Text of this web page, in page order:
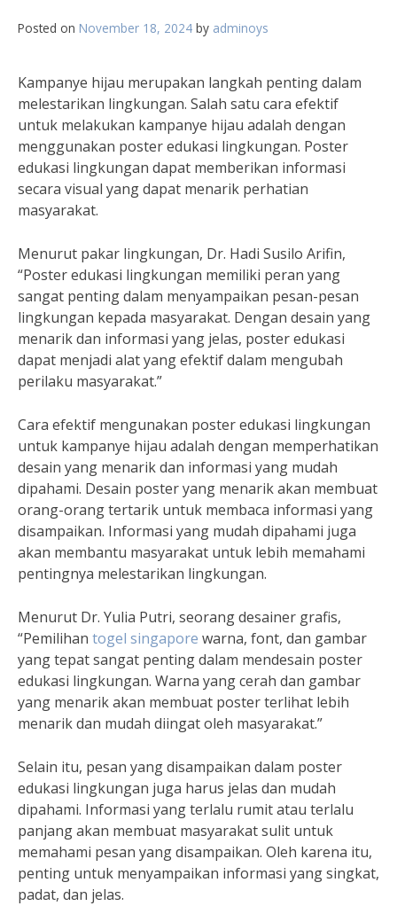
Posted on November 18, 2024 by adminoys
Kampanye hijau merupakan langkah penting dalam
melestarikan lingkungan. Salah satu cara efektif
untuk melakukan kampanye hijau adalah dengan
menggunakan poster edukasi lingkungan. Poster
edukasi lingkungan dapat memberikan informasi
secara visual yang dapat menarik perhatian
masyarakat.
Menurut pakar lingkungan, Dr. Hadi Susilo Arifin,
“Poster edukasi lingkungan memiliki peran yang
sangat penting dalam menyampaikan pesan-pesan
lingkungan kepada masyarakat. Dengan desain yang
menarik dan informasi yang jelas, poster edukasi
dapat menjadi alat yang efektif dalam mengubah
perilaku masyarakat.”
Cara efektif mengunakan poster edukasi lingkungan
untuk kampanye hijau adalah dengan memperhatikan
desain yang menarik dan informasi yang mudah
dipahami. Desain poster yang menarik akan membuat
orang-orang tertarik untuk membaca informasi yang
disampaikan. Informasi yang mudah dipahami juga
akan membantu masyarakat untuk lebih memahami
pentingnya melestarikan lingkungan.
Menurut Dr. Yulia Putri, seorang desainer grafis,
“Pemilihan togel singapore warna, font, dan gambar
yang tepat sangat penting dalam mendesain poster
edukasi lingkungan. Warna yang cerah dan gambar
yang menarik akan membuat poster terlihat lebih
menarik dan mudah diingat oleh masyarakat.”
Selain itu, pesan yang disampaikan dalam poster
edukasi lingkungan juga harus jelas dan mudah
dipahami. Informasi yang terlalu rumit atau terlalu
panjang akan membuat masyarakat sulit untuk
memahami pesan yang disampaikan. Oleh karena itu,
penting untuk menyampaikan informasi yang singkat,
padat, dan jelas.